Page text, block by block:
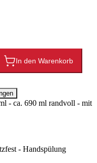
In den Warenkorb
- ca. 690 ml randvoll - mit
- Handspülung